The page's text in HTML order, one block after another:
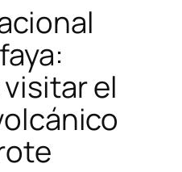
el